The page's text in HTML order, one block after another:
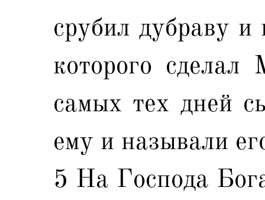
срубил дубраву и
которого
самых тех дней
ему и называли
5 На Господа